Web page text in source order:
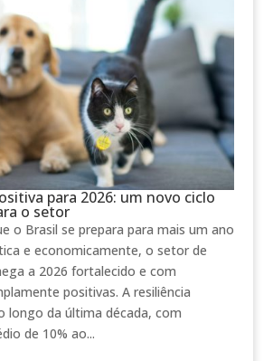
para 2026: um novo ciclo
o setor
o Brasil se prepara para mais um ano
e economicamente, o setor de
a 2026 fortalecido e com
positivas. A resiliência
longo da última década, com
de 10% ao...